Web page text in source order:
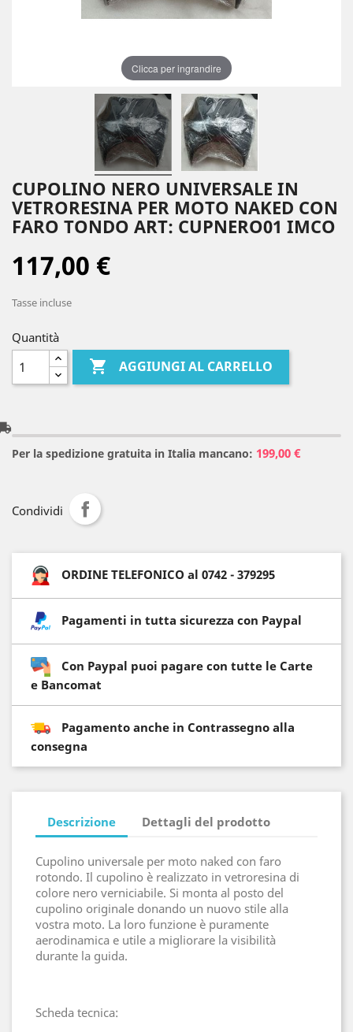
Clicca per ingrandire
CUPOLINO NERO UNIVERSALE IN
VETRORESINA PER MOTO NAKED CON
FARO TONDO ART: CUPNERO01 IMCO
117,00 €
Tasse incluse
Quantità
 AGGIUNGI AL CARRELLO
Per la spedizione gratuita in Italia mancano: 199,00 €
Condividi
ORDINE TELEFONICO al 0742 - 379295
Pagamenti in tutta sicurezza con Paypal
Con Paypal puoi pagare con tutte le Carte
e Bancomat
Pagamento anche in Contrassegno alla
consegna
Descrizione Dettagli del prodotto
Cupolino universale per moto naked con faro
rotondo. Il cupolino è realizzato in vetroresina di
colore nero verniciabile. Si monta al posto del
cupolino originale donando un nuovo stile alla
vostra moto. La loro funzione è puramente
aerodinamica e utile a migliorare la visibilità
durante la guida.
Scheda tecnica: